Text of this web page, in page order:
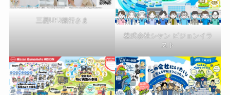
三菱UFJ銀行さま
株式会社シケン ビジョンイラ
スト